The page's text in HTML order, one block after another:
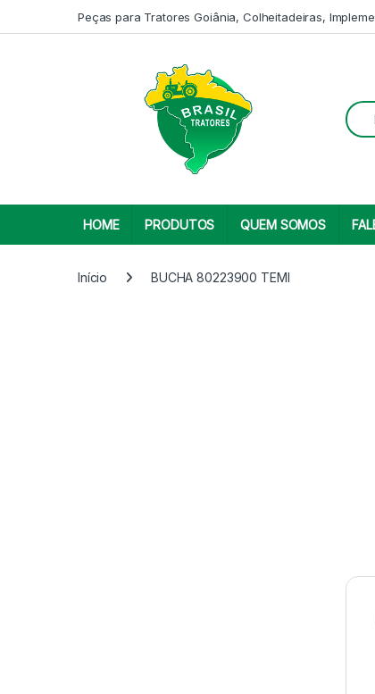
Peças para Tratores Goiânia, Colheitadeiras,
HOME PRODUTOS QUEM SOMOS
Início BUCHA 80223900 TEMI